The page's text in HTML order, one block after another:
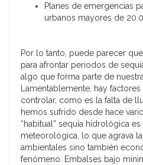
Planes de emergencias
urbanos mayores de
Por lo tanto, puede parecer
para afrontar periodos de
algo que forma parte de
Lamentablemente, hay
controlar, como es la falta de
hemos sufrido desde hace
“habitual” sequía hidrológica
meteorológica, lo que agrava
ambientales sino también
fenómeno. Embalses bajo